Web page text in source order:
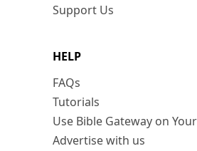
Support Us
HELP
FAQs
Tutorials
Use Bible Gateway on
Advertise with us